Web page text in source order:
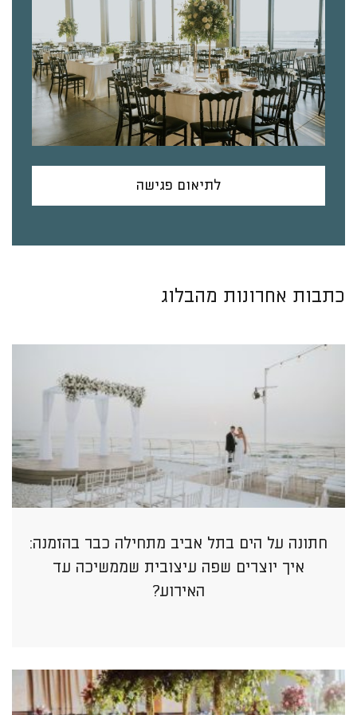
לתיאום פגישה
כתבות אחרונות מהבלוג
חתונה על הים בתל אביב מתחילה כבר בהזמנה:
איך יוצרים שפה עיצובית שממשיכה עד
האירוע?